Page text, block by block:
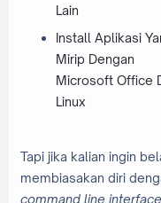
Lain
Install Aplikasi
Mirip Dengan
Microsoft Office
Linux
Tapi jika kalian ingin
membiasakan diri
command line interface